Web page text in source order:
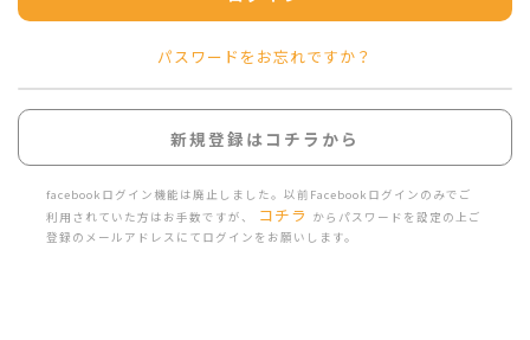
パスワードをお忘れですか？
新規登録はコチラから
facebookログイン機能は廃止しました。以前Facebookログインのみでご
利用されていた方はお手数ですが、
コチラ からパスワードを設定の上ご
登録のメールアドレスにてログインをお願いします。